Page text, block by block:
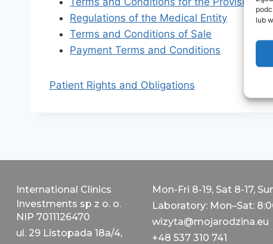
lub
Regulations of the Medical Entity
Terms and Conditions of Sale
Payment Terms and Conditions
Patient Rights and Obligations
International Clinics
Investments sp z o. o.
NIP 7011126470
ul. 29 Listopada 18a/4,
Mon-Fri 8-19, Sat 8-17,
Laboratory: Mon–Sat:
wizyta@mojarodzina.eu
+48 537 310 741